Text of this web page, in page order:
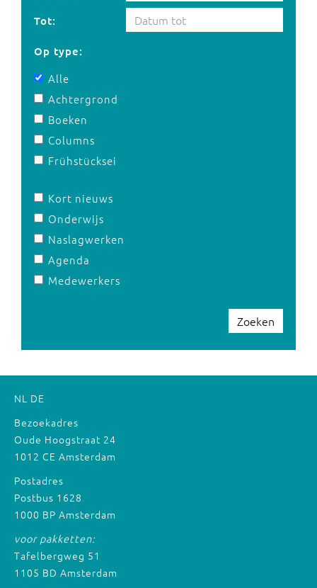
Tot:
Op type:
Alle
Achtergrond
Boeken
Columns
Frühstücksei
Kort nieuws
Onderwijs
Naslagwerken
Agenda
Medewerkers
Zoeken
NL DE
Bezoekadres
Oude Hoogstraat 24
1012 CE Amsterdam
Postadres
Postbus 1628
1000 BP Amsterdam
voor pakketten:
Tafelbergweg 51
1105 BD Amsterdam